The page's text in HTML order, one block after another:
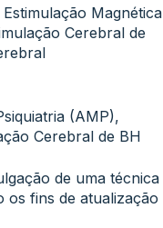
Magnética
Cerebral de
(AMP),
Cerebral de BH
de uma técnica
os fins de atualização